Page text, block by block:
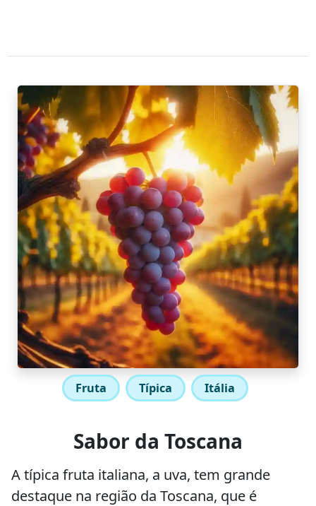
Fruta Típica Itália
Sabor da Toscana
A típica fruta italiana, a uva, tem grande
destaque na região da Toscana, que é